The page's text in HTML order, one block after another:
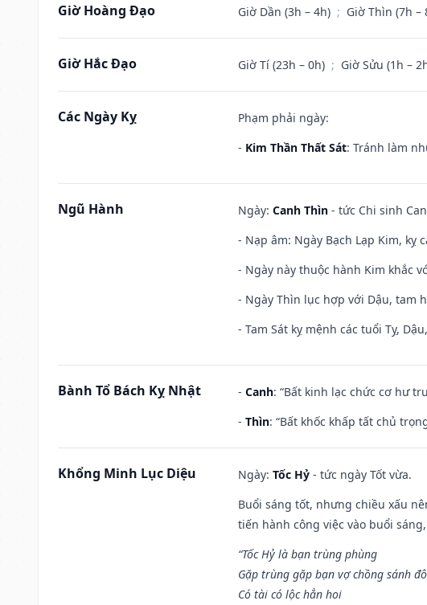
Giờ Hoàng Đạo Giờ Dần (3h – 4h) ; Giờ Thìn (7h –
Giờ Hắc Đạo Giờ Tí (23h – 0h) ; Giờ Sửu (1h –
Các Ngày Kỵ
Phạm phải ngày:
- Kim Thần Thất Sát: Tránh làm
Ngũ Hành Ngày: Canh Thìn - tức Chi sinh
- Nạp âm: Ngày Bạch Lạp Kim, kỵ
- Ngày này thuộc hành Kim khắc
- Ngày Thìn lục hợp với Dậu, tam
- Tam Sát kỵ mệnh các tuổi Tỵ,
Bành Tổ Bách Kỵ Nhật - Canh: “Bất kinh lạc chức cơ hư
- Thìn: “Bất khốc khấp tất chủ
Khổng Minh Lục Diệu Ngày: Tốc Hỷ - tức ngày Tốt vừa.
Buổi sáng tốt, nhưng chiều xấu
tiến hành công việc vào buổi
“Tốc Hỷ là bạn trùng phùng
Gặp trùng gặp bạn vợ chồng sánh
Có tài có lộc hẳn hoi